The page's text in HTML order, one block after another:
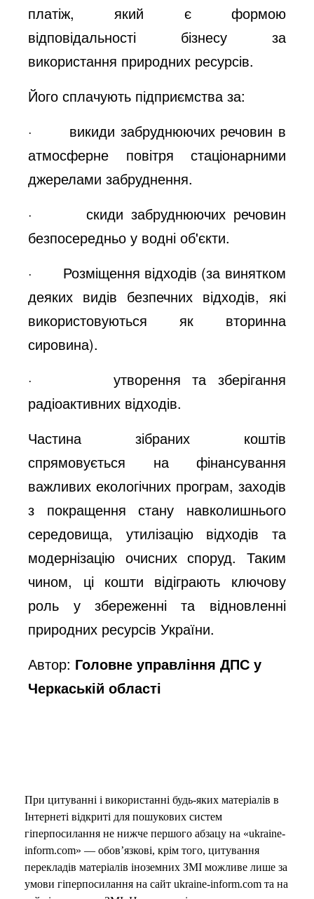
платіж, який є формою
відповідальності бізнесу за
використання природних ресурсів.
Його сплачують підприємства за:
· викиди забруднюючих речовин в
атмосферне повітря стаціонарними
джерелами забруднення.
· скиди забруднюючих речовин
безпосередньо у водні об'єкти.
· Розміщення відходів (за винятком
деяких видів безпечних відходів, які
використовуються як вторинна
сировина).
· утворення та зберігання
радіоактивних відходів.
Частина зібраних коштів
спрямовується на фінансування
важливих екологічних програм, заходів
з покращення стану навколишнього
середовища, утилізацію відходів та
модернізацію очисних споруд. Таким
чином, ці кошти відіграють ключову
роль у збереженні та відновленні
природних ресурсів України.
Автор: Головне управління ДПС у
Черкаській області
При цитуванні і використанні будь-яких матеріалів в
Інтернеті відкриті для пошукових систем
гіперпосилання не нижче першого абзацу на «ukraine-
inform.com» — обов’язкові, крім того, цитування
перекладів матеріалів іноземних ЗМІ можливе лише за
умови гіперпосилання на сайт ukraine-inform.com та на